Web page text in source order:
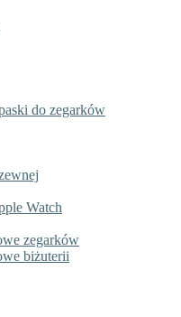
do zegarków
Watch
zegarków
biżuterii